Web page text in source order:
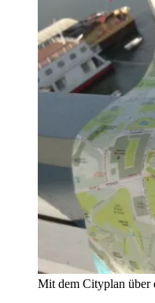
Mit dem Cityplan über